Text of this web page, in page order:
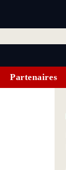
Partenaires